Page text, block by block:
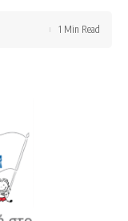
1 Min Read